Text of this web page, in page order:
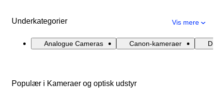
Underkategorier Vis mere
Analogue Cameras Canon-kameraer
Populær i Kameraer og optisk udstyr